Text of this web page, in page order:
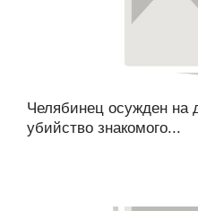
Челябинец осужден на
убийство знакомого...